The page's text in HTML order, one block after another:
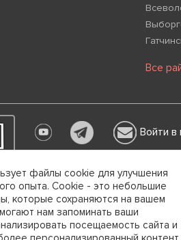
Все
Войти в
Настоящим информируем вас
каких обстоятельствах не
Гражданского кодекса РФ.
ответственностью
Петербург, вн.тер. г.
файлы cookie для улучшения
опыта. Cookie - это небольшие
которые сохраняются на вашем
нам запоминать ваши
посещаемость сайта и